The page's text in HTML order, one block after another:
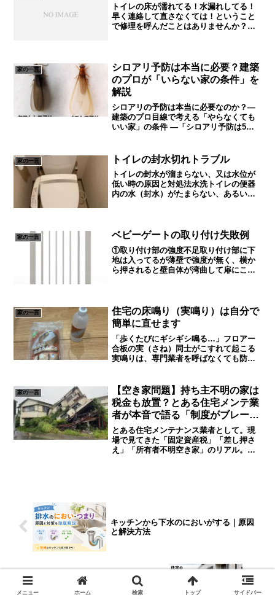
トイレの床が濡れてる！水漏れしてる！
早く連絡して直さなくては！ということ
で修理を呼んだことはありませんか？ト
場合もあります。トイレの...
家の一言
シロアリ予防は本当に必要？建築
のプロが「いらない家の条件」を
解説
シロアリの予防は本当に必要なのか？―
建築のプロ目線で考える「やらなくても
いい家」の条件 ―「シロアリ予防は5年
しかし、建物の構造・管理状況・立地条
件を正しく理解すると、...
家の一言 トイレの封水切れトラブル
トイレの封水が溜まらない、又は水位が
低い時の原因と対処法水洗トイレの便器
内の水（封水）がたまらない、あるいは
いです。この記事では、そ...
家の一言 ベビーゲートの取り付け失敗例
①取り付け部の強度不足取り付け部に下
地は入ってるが薄壁で強度が無く、横か
ら押されると壁自体が湾曲して扉にこす
で両面テープや粘着剤等が...
家の一言
住宅の床鳴り（実鳴り）は自分で
簡単に直せます
「歩くたびにギシギシ鳴る…」フロアー
合板の実（さね）同士がこすれて起こる
実鳴りは、専門業者を呼ばなくても防止
ともに解説します。実鳴りとは？フロア
ー合板の板と板をつな...
家の一言
【空き家問題】持ち主不明の家は
税金も放置？とある住宅メンテ業
者が本音で語る「制度がブレー
キ」論──もし私が総理大臣だっ
たら…
とある住宅メンテナンス業者として。現
場で見てきた「固定資産税」「差し押さ
え」「所有者不明空き家」のリアル。結
キッチンから下水のにおいがする｜原因
と解決方法
【外構工事を別途発注する方へ】後悔し
ないために知っておきたい5つの注意点
メニュー ホーム 検索 トップ サイドバー